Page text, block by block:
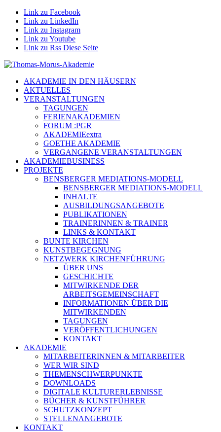
Link zu Facebook
Link zu LinkedIn
Link zu Instagram
Link zu Youtube
Link zu Rss Diese Seite
AKADEMIE IN DEN HÄUSERN
AKTUELLES
VERANSTALTUNGEN
TAGUNGEN
FERIENAKADEMIEN
FORUM :PGR
AKADEMIEextra
GOETHE AKADEMIE
VERGANGENE VERANSTALTUNGEN
AKADEMIEBUSINESS
PROJEKTE
BENSBERGER MEDIATIONS-MODELL
BENSBERGER MEDIATIONS-MODELL
INHALTE
AUSBILDUNGSANGEBOTE
PUBLIKATIONEN
TRAINERINNEN & TRAINER
LINKS & KONTAKT
BUNTE KIRCHEN
KUNSTBEGEGNUNG
NETZWERK KIRCHENFÜHRUNG
ÜBER UNS
GESCHICHTE
MITWIRKENDE DER
ARBEITSGEMEINSCHAFT
INFORMATIONEN ÜBER DIE
MITWIRKENDEN
TAGUNGEN
VERÖFFENTLICHUNGEN
KONTAKT
AKADEMIE
MITARBEITERINNEN & MITARBEITER
WER WIR SIND
THEMENSCHWERPUNKTE
DOWNLOADS
DIGITALE KULTURERLEBNISSE
BÜCHER & KUNSTFÜHRER
SCHUTZKONZEPT
STELLENANGEBOTE
KONTAKT